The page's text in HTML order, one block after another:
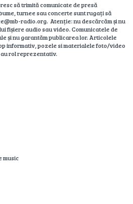
să trimită comunicate de presă
turnee sau concerte sunt rugați să
radio.org. Atenție: nu descărcăm și nu
fișiere audio sau video. Comunicatele de
și nu garantăm publicarea lor. Articolele
informativ, pozele si materialele foto/video
rol reprezentativ.
music